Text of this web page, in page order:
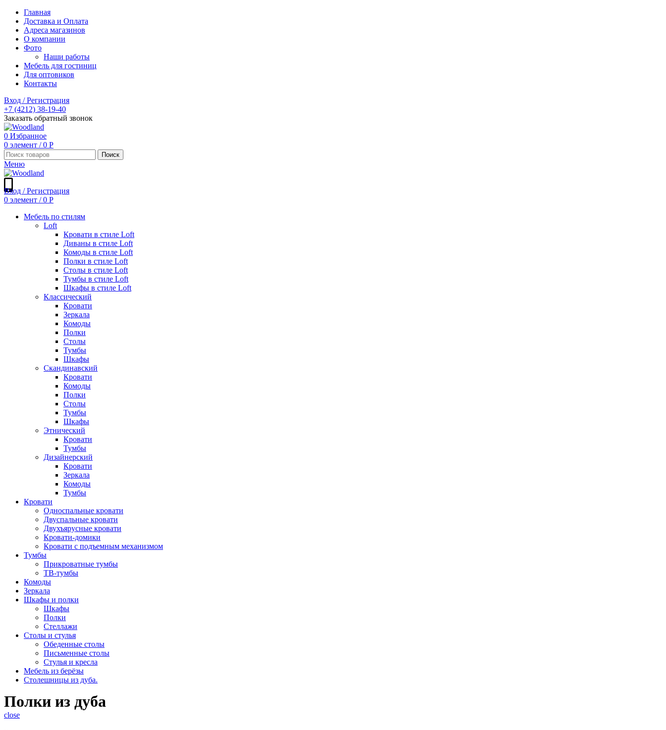
Главная
Доставка и Оплата
Адреса магазинов
О компании
Фото
Наши работы
Мебель для гостиниц
Для оптовиков
Контакты
Вход / Регистрация
+7 (4212) 38-19-40
Заказать обратный звонок
0 Избранное
0 элемент / 0 Р
Поиск
Меню
Вход / Регистрация
0 элемент / 0 Р
Мебель по стилям
Loft
Кровати в стиле Loft
Диваны в стиле Loft
Комоды в стиле Loft
Полки в стиле Loft
Столы в стиле Loft
Тумбы в стиле Loft
Шкафы в стиле Loft
Классический
Кровати
Зеркала
Комоды
Полки
Столы
Тумбы
Шкафы
Скандинавский
Кровати
Комоды
Полки
Столы
Тумбы
Шкафы
Этнический
Кровати
Тумбы
Дизайнерский
Кровати
Зеркала
Комоды
Тумбы
Кровати
Односпальные кровати
Двуспальные кровати
Двухъярусные кровати
Кровати-домики
Кровати с подъемным механизмом
Тумбы
Прикроватные тумбы
ТВ-тумбы
Комоды
Зеркала
Шкафы и полки
Шкафы
Полки
Стеллажи
Столы и стулья
Обеденные столы
Письменные столы
Стулья и кресла
Мебель из берёзы
Столешницы из дуба.
Полки из дуба
close